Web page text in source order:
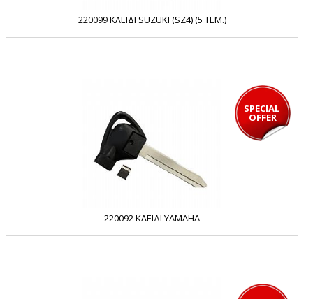
220099 ΚΛΕΙΔΙ SUZUKI (SZ4) (5 ΤΕΜ.)
SPECIAL
OFFER
220092 ΚΛΕΙΔΙ YAMAHA